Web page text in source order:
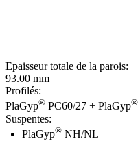
Epaisseur totale de la parois:
93.00 mm
Profilés:
PlaGyp® PC60/27 + PlaGyp®
Suspentes:
PlaGyp® NH/NL